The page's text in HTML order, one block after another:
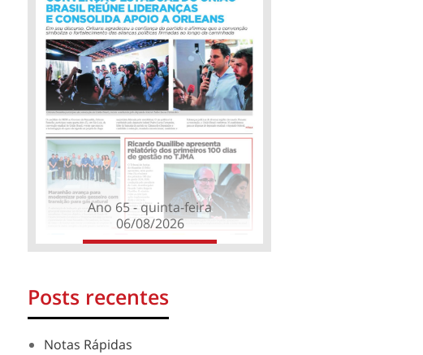
Ano 65 - quinta-feira
06/08/2026
Posts recentes
Notas Rápidas